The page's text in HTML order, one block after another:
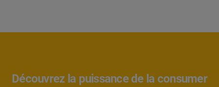
Découvrez la puissance de la consumer